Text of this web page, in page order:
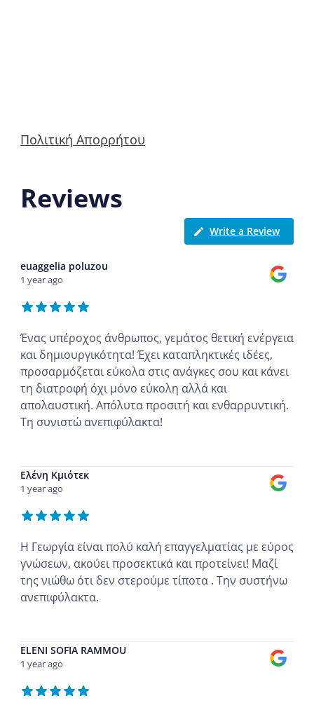
Πολιτική Απορρήτου
Reviews
Write a Review
euaggelia poluzou
1 year ago
Ένας υπέροχος άνθρωπος, γεμάτος θετική ενέργεια
και δημιουργικότητα! Έχει καταπληκτικές ιδέες,
προσαρμόζεται εύκολα στις ανάγκες σου και κάνει
τη διατροφή όχι μόνο εύκολη αλλά και
απολαυστική. Απόλυτα προσιτή και ενθαρρυντική.
Τη συνιστώ ανεπιφύλακτα!
Ελένη Κμιότεκ
1 year ago
Η Γεωργία είναι πολύ καλή επαγγελματίας με εύρος
γνώσεων, ακούει προσεκτικά και προτείνει! Μαζί
της νιώθω ότι δεν στερούμε τίποτα . Την συστήνω
ανεπιφύλακτα.
ELENI SOFIA RAMMOU
1 year ago